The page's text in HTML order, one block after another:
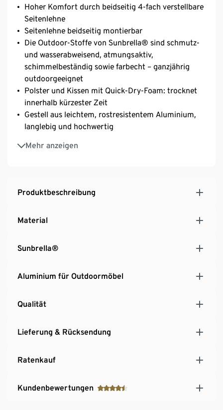
Hoher Komfort durch beidseitig 4-fach verstellbare
Seitenlehne
Seitenlehne beidseitig montierbar
Die Outdoor-Stoffe von Sunbrella® sind schmutz-
und wasserabweisend, atmungsaktiv,
schimmelbeständig sowie farbecht – ganzjährig
outdoorgeeignet
Polster und Kissen mit Quick-Dry-Foam: trocknet
innerhalb kürzester Zeit
Gestell aus leichtem, rostresistentem Aluminium,
langlebig und hochwertig
Mehr anzeigen
Inkl. Bodenschonern
Produktbeschreibung
Material
Sunbrella®
Aluminium für Outdoormöbel
Qualität
Lieferung & Rücksendung
Ratenkauf
Kundenbewertungen